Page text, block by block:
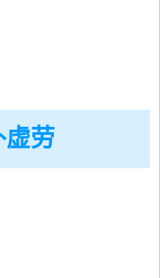
虚劳